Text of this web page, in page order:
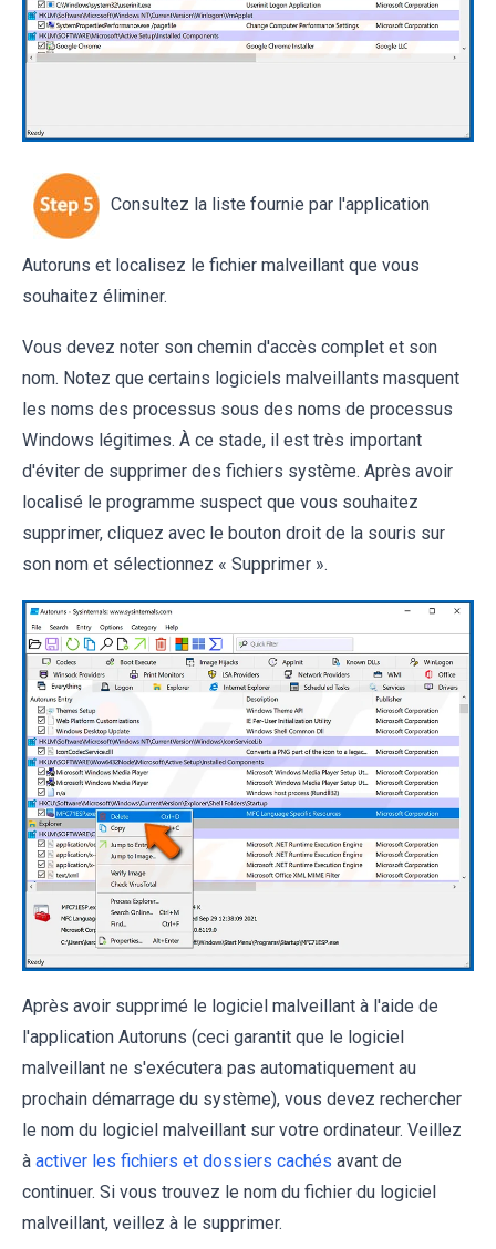
Consultez la liste fournie par l'application
Autoruns et localisez le fichier malveillant que vous
souhaitez éliminer.
Vous devez noter son chemin d'accès complet et son
nom. Notez que certains logiciels malveillants masquent
les noms des processus sous des noms de processus
Windows légitimes. À ce stade, il est très important
d'éviter de supprimer des fichiers système. Après avoir
localisé le programme suspect que vous souhaitez
supprimer, cliquez avec le bouton droit de la souris sur
son nom et sélectionnez « Supprimer ».
Après avoir supprimé le logiciel malveillant à l'aide de
l'application Autoruns (ceci garantit que le logiciel
malveillant ne s'exécutera pas automatiquement au
prochain démarrage du système), vous devez rechercher
le nom du logiciel malveillant sur votre ordinateur. Veillez
à activer les fichiers et dossiers cachés avant de
continuer. Si vous trouvez le nom du fichier du logiciel
malveillant, veillez à le supprimer.